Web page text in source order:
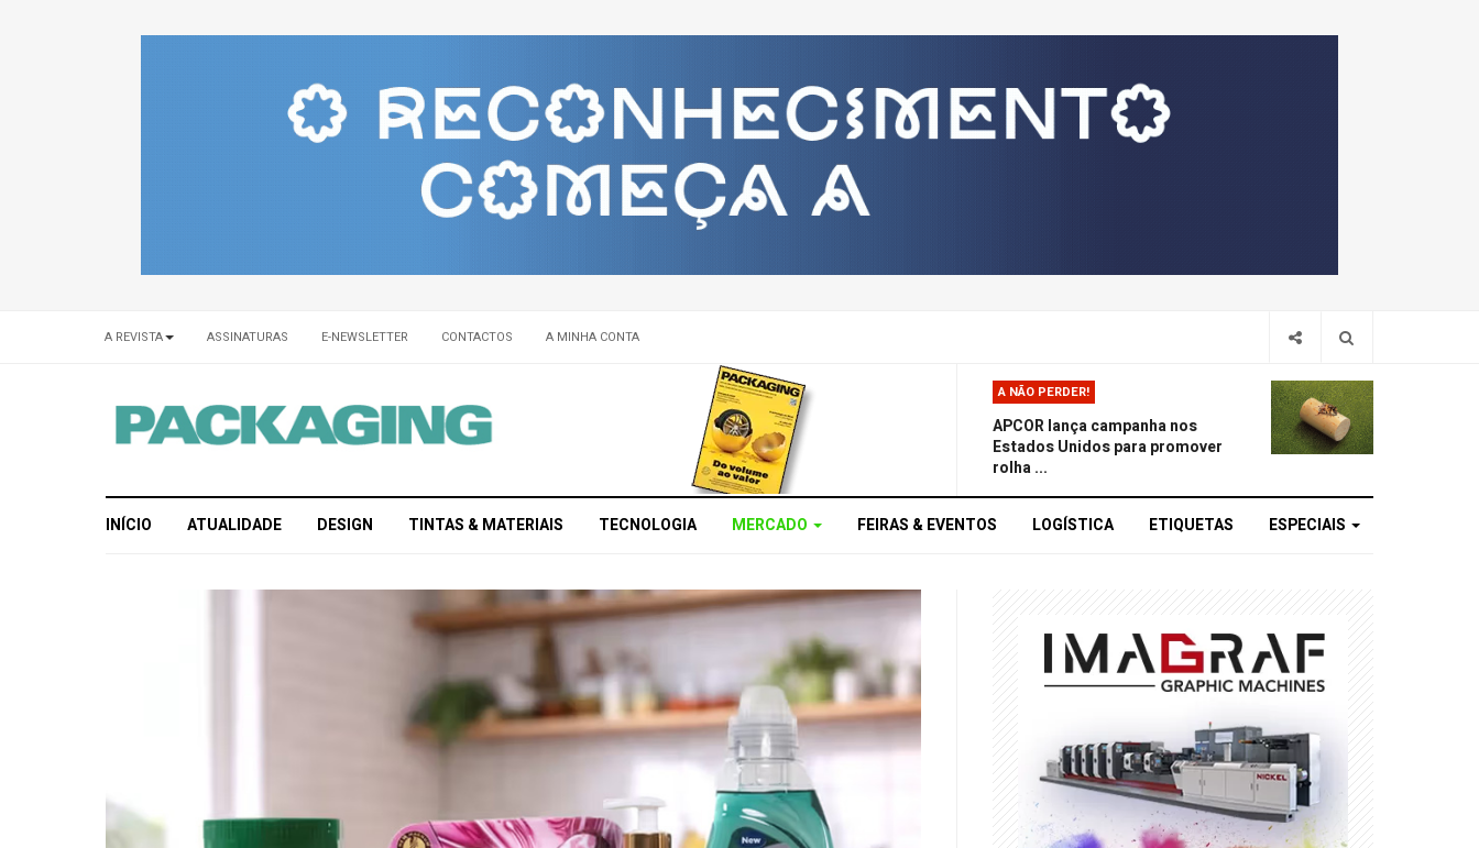
A REVISTA ASSINATURAS E-NEWSLETTER CONTACTOS A MINHA CONTA
A NÃO PERDER!
APCOR lança campanha nos
Estados Unidos para promover
rolha ...
INÍCIO ATUALIDADE DESIGN TINTAS & MATERIAIS TECNOLOGIA MERCADO FEIRAS & EVENTOS LOGÍSTICA ETIQUETAS ESPECIAIS